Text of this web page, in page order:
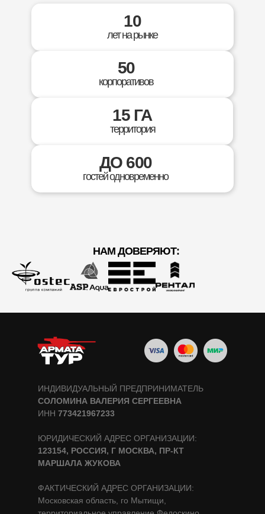
10
лет на рынке
50
корпоративов
15 ГА
территория
ДО 600
гостей одновременно
НАМ ДОВЕРЯЮТ:
ИНДИВИДУАЛЬНЫЙ ПРЕДПРИНИМАТЕЛЬ
СОЛОМИНА ВАЛЕРИЯ СЕРГЕЕВНА
ИНН 773421967233
ЮРИДИЧЕСКИЙ АДРЕС ОРГАНИЗАЦИИ:
123154, РОССИЯ, Г МОСКВА, ПР-КТ
МАРШАЛА ЖУКОВА
ФАКТИЧЕСКИЙ АДРЕС ОРГАНИЗАЦИИ:
Московская область, го Мытищи,